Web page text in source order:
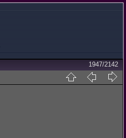
1947/2142